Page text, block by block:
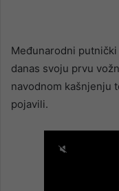
Međunarodni
danas svoju prvu
navodnom kašnjenju
pojavili.